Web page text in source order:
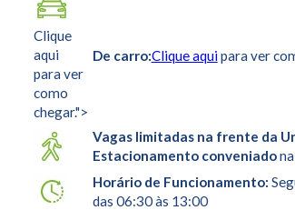
Clique
aqui
para ver
como
chegar.">
De carro:Clique aquipara ver
Vagas limitadas na frente da
Estacionamento conveniadona
Horário de Funcionamento:
das 06:30 às 13:00